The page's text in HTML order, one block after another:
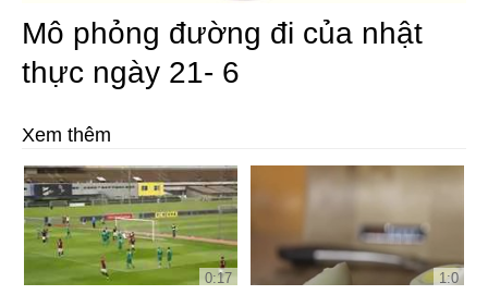
Mô phỏng đường đi của nhật
thực ngày 21- 6
Xem thêm
0:17 1:0